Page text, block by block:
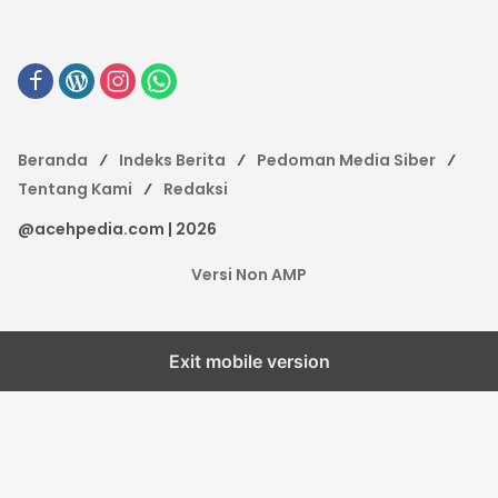
Beranda Indeks Berita
Pedoman Media Siber
Tentang Kami
Redaksi
@acehpedia.com | 2026
Versi Non AMP
Exit mobile version